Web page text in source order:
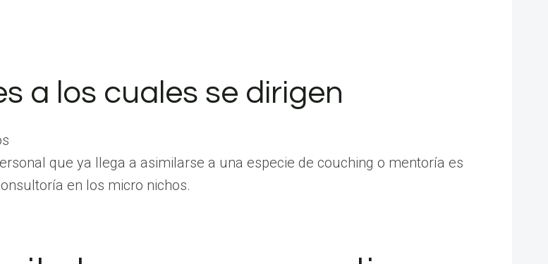
a los cuales se dirigen
que ya llega a asimilarse a una especie de couching o mentoría es
en los micro nichos.